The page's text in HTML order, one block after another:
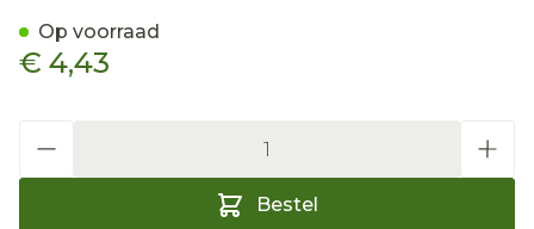
€ 4,43
Bestel
Op voorraad